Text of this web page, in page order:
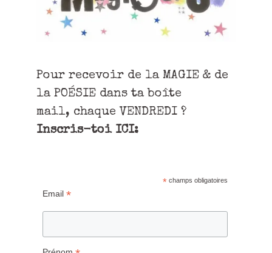
Pour recevoir de la MAGIE & de
la POÉSIE dans ta boîte
mail, chaque VENDREDI ?
Inscris-toi ICI:
* champs obligatoires
Email *